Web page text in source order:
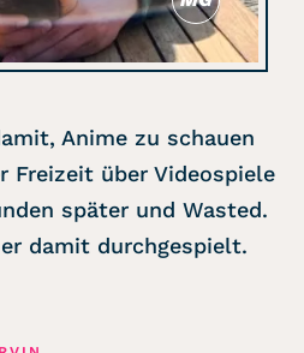
Anime zu schauen
Freizeit über Videospiele
später und Wasted.
damit durchgespielt.